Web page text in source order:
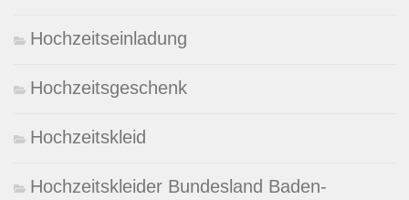
Hochzeitseinladung
Hochzeitsgeschenk
Hochzeitskleid
Hochzeitskleider Bundesland Baden-